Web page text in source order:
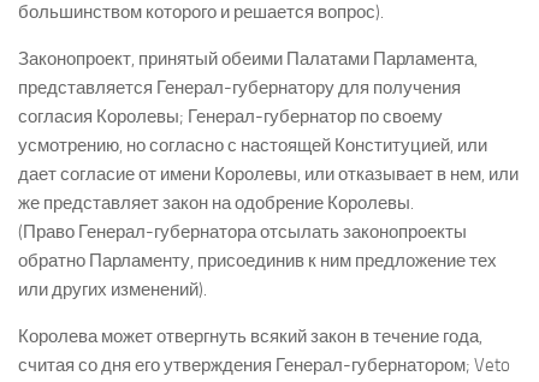
большинством которого и решается вопрос).
Законопроект, принятый обеими Палатами Парламента,
представляется Генерал-губернатору для получения
согласия Королевы; Генерал-губернатор по своему
усмотрению, но согласно с настоящей Конституцией, или
дает согласие от имени Королевы, или отказывает в нем, или
же представляет закон на одобрение Королевы.
(Право Генерал-губернатора отсылать законопроекты
обратно Парламенту, присоединив к ним предложение тех
или других изменений).
Королева может отвергнуть всякий закон в течение года,
считая со дня его утверждения Генерал-губернатором; Veto